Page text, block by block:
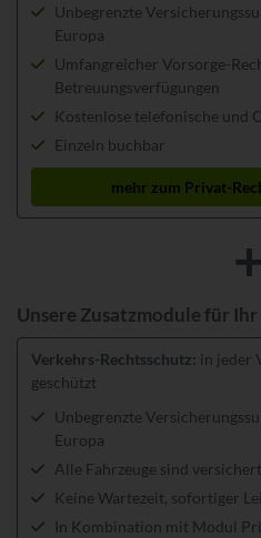
Unbegrenzte
Europa
Umfangreicher Vorsorge-
Betreuungsverfügungen
Kostenlose telefonische und
Einzeln buchbar
mehr zum Privat-
Unsere Zusatzmodule für
Verkehrs-Rechtsschutz: in jeder
geschützt
Unbegrenzte
Europa
Alle Fahrzeuge sind versichert
Keine Wartezeit, sofortiger
In Kombination mit Modul